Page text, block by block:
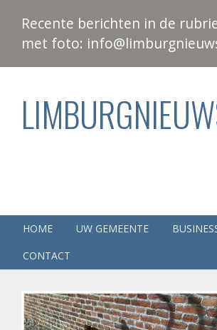
Recente berichten in de
met foto:
HOME UW GEMEENTE
CONTACT